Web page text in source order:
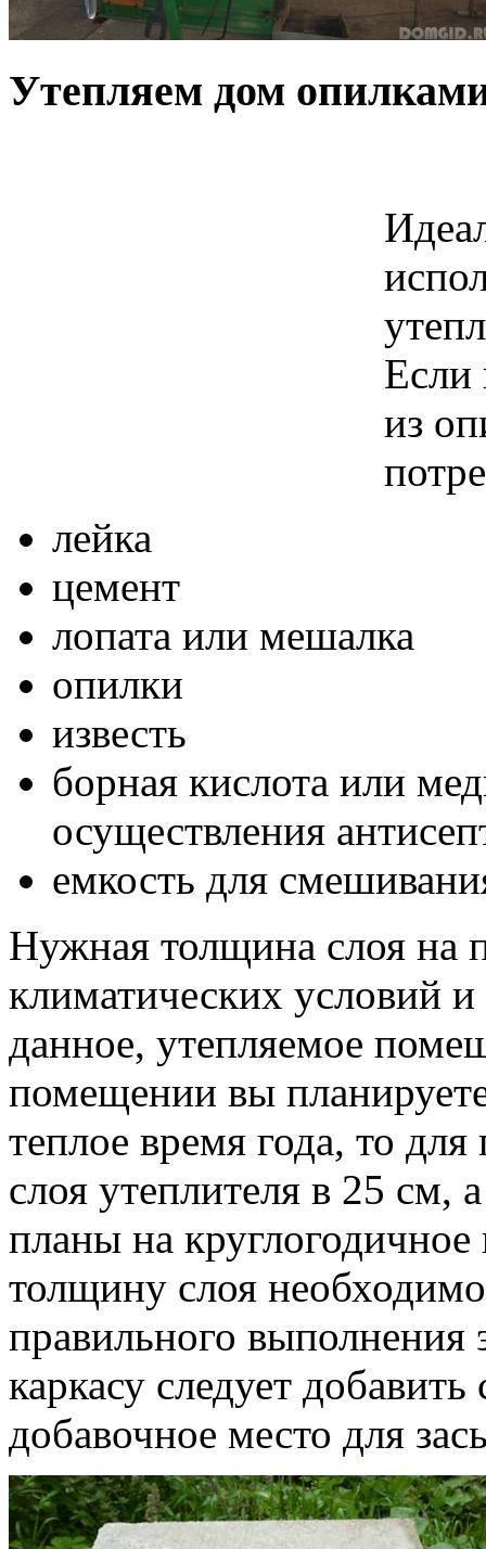
Утепляем дом
Если
из
лейка
цемент
лопата или мешалка
опилки
известь
борная кислота или
осуществления
емкость для
Нужная толщина слоя на
климатических условий
данное, утепляемое
помещении вы
теплое время года, то
слоя утеплителя в 25 см,
планы на
толщину слоя
правильного выполнения
каркасу следует
добавочное место для